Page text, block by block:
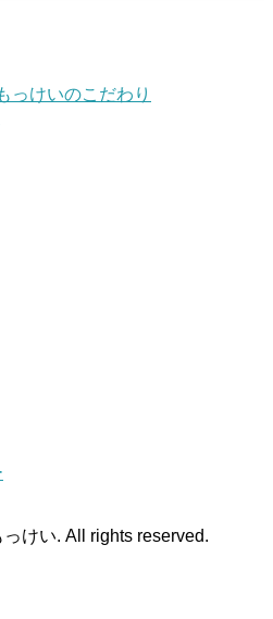
っけいのこだわり
けい. All rights reserved.